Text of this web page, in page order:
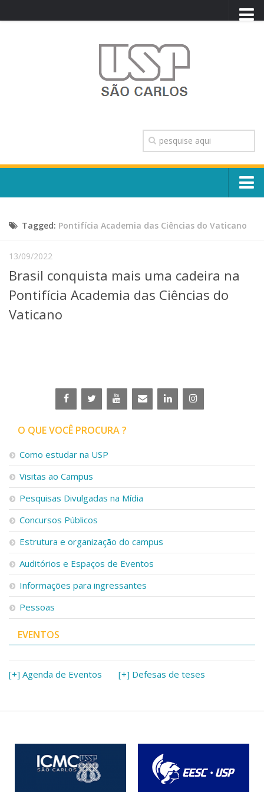
TRANSPARÊNCIA
OUVIDORIA
CONTATO
Escola, Institutos e Órgãos
Núcleos e Comissões
Telefones e Mapas
Pessoas
Graduação
Linhas de Pesquisa
Centros, Núcleos e Projetos em Rede
Iniciação Científica
Empresas Juniores
Extensão à Comunidade
Projetos, Programas e Cursos
Artes, Cultura e Esportes
Museus e Espaços Interativos
Serviços
Bibliotecas
Apoio ao Estudante
Segurança, Trânsito e Prevenção
RH, Administrativo e Financeiro
Outros serviços
Comunicação
Assessorias e Mídias
Aplicativos e Sites
Jornal da USP
Agenda de Eventos
Tagged: Pontifícia Academia das Ciências do Vaticano
13/09/2022
Brasil conquista mais uma cadeira na
Pontifícia Academia das Ciências do
Vaticano
O QUE VOCÊ PROCURA ?
Como estudar na USP
Visitas ao Campus
Pesquisas Divulgadas na Mídia
Concursos Públicos
Estrutura e organização do campus
Auditórios e Espaços de Eventos
Informações para ingressantes
Pessoas
EVENTOS
[+] Agenda de Eventos [+] Defesas de teses